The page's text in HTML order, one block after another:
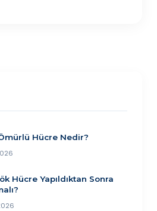
Hücre Nedir?
Hücre Yapıldıktan Sonra